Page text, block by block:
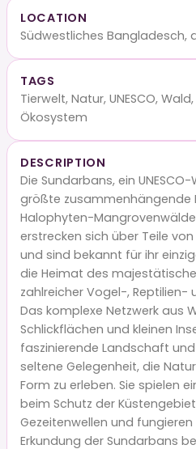
LOCATION
Südwestliches Bangladesch,
TAGS
Tierwelt, Natur, UNESCO,
Ökosystem
DESCRIPTION
Die Sundarbans, ein
größte zusammenhängende
Halophyten-
erstrecken sich über Teile
und sind bekannt für ihr
die Heimat des
zahlreicher Vogel-, Reptilien-
Das komplexe Netzwerk aus
Schlickflächen und kleinen
faszinierende Landschaft
seltene Gelegenheit, die
Form zu erleben. Sie spielen
beim Schutz der
Gezeitenwellen und
Erkundung der Sundarbans